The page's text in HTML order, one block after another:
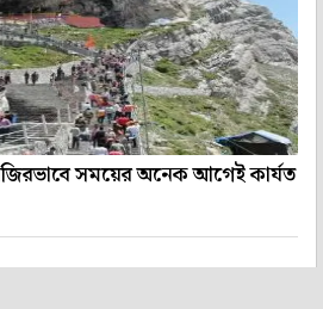
সময়ের অনেক আগেই কার্যত